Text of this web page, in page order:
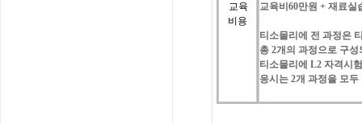
교육
비용
교육비60만원 + 재료실
티소믈리에 전 과정은
총 2개의 과정으로 구성
티소믈리에 L2 자격시
응시는 2개 과정을 모두